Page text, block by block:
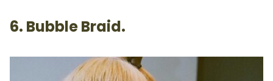
6. Bubble Braid.